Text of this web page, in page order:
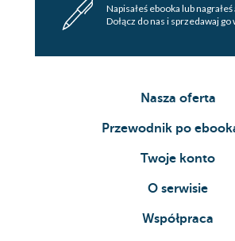
Napisałeś ebooka lub
Dołącz do nas i sprzedawaj
Nasza oferta
Przewodnik po
Twoje konto
O serwisie
Współpraca